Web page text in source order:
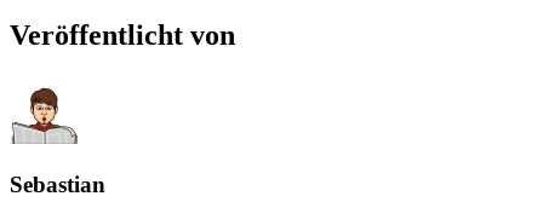
Veröffentlicht von
Sebastian